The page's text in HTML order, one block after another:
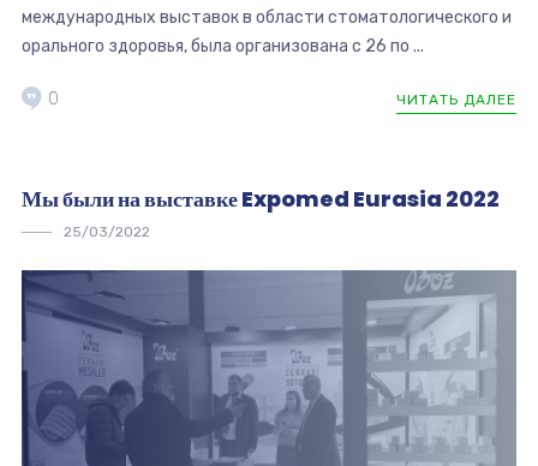
международных выставок в области стоматологического и
орального здоровья, была организована с 26 по ...
ЧИТАТЬ ДАЛЕЕ
0
Мы были на выставке Expomed Eurasia 2022
25/03/2022